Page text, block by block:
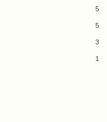
5
5
3
1